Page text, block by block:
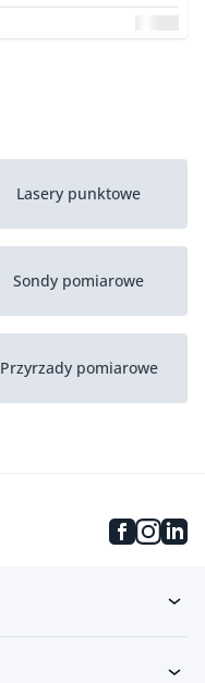
Lasery punktowe
Sondy pomiarowe
Przyrzady pomiarowe
Macki pomiarowe